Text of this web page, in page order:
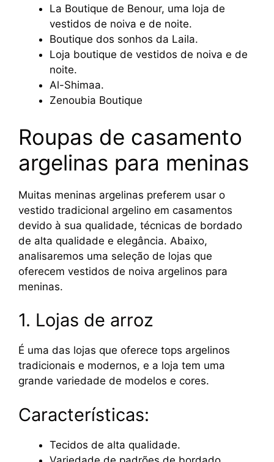
La Boutique de Benour, uma loja de
vestidos de noiva e de noite.
Boutique dos sonhos da Laila.
Loja boutique de vestidos de noiva e de
noite.
Al-Shimaa.
Zenoubia Boutique
Roupas de casamento
argelinas para meninas
Muitas meninas argelinas preferem usar o
vestido tradicional argelino em casamentos
devido à sua qualidade, técnicas de bordado
de alta qualidade e elegância. Abaixo,
analisaremos uma seleção de lojas que
oferecem vestidos de noiva argelinos para
meninas.
1. Lojas de arroz
É uma das lojas que oferece tops argelinos
tradicionais e modernos, e a loja tem uma
grande variedade de modelos e cores.
Características:
Tecidos de alta qualidade.